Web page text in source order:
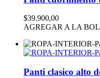
$39.900,00
AGREGAR A LA
Panti clasico alto